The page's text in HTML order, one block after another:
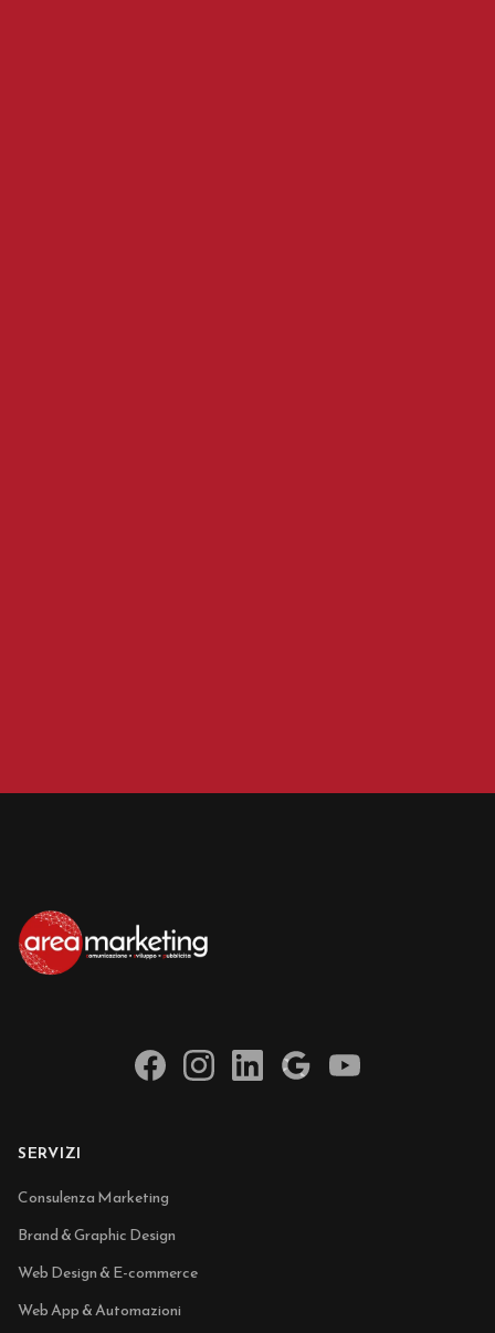
SERVIZI
Consulenza Marketing
Brand & Graphic Design
Web Design & E-commerce
Web App & Automazioni